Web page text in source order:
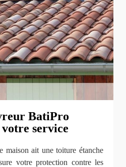
BatiPro
service
maison ait une toiture étanche
votre protection contre les